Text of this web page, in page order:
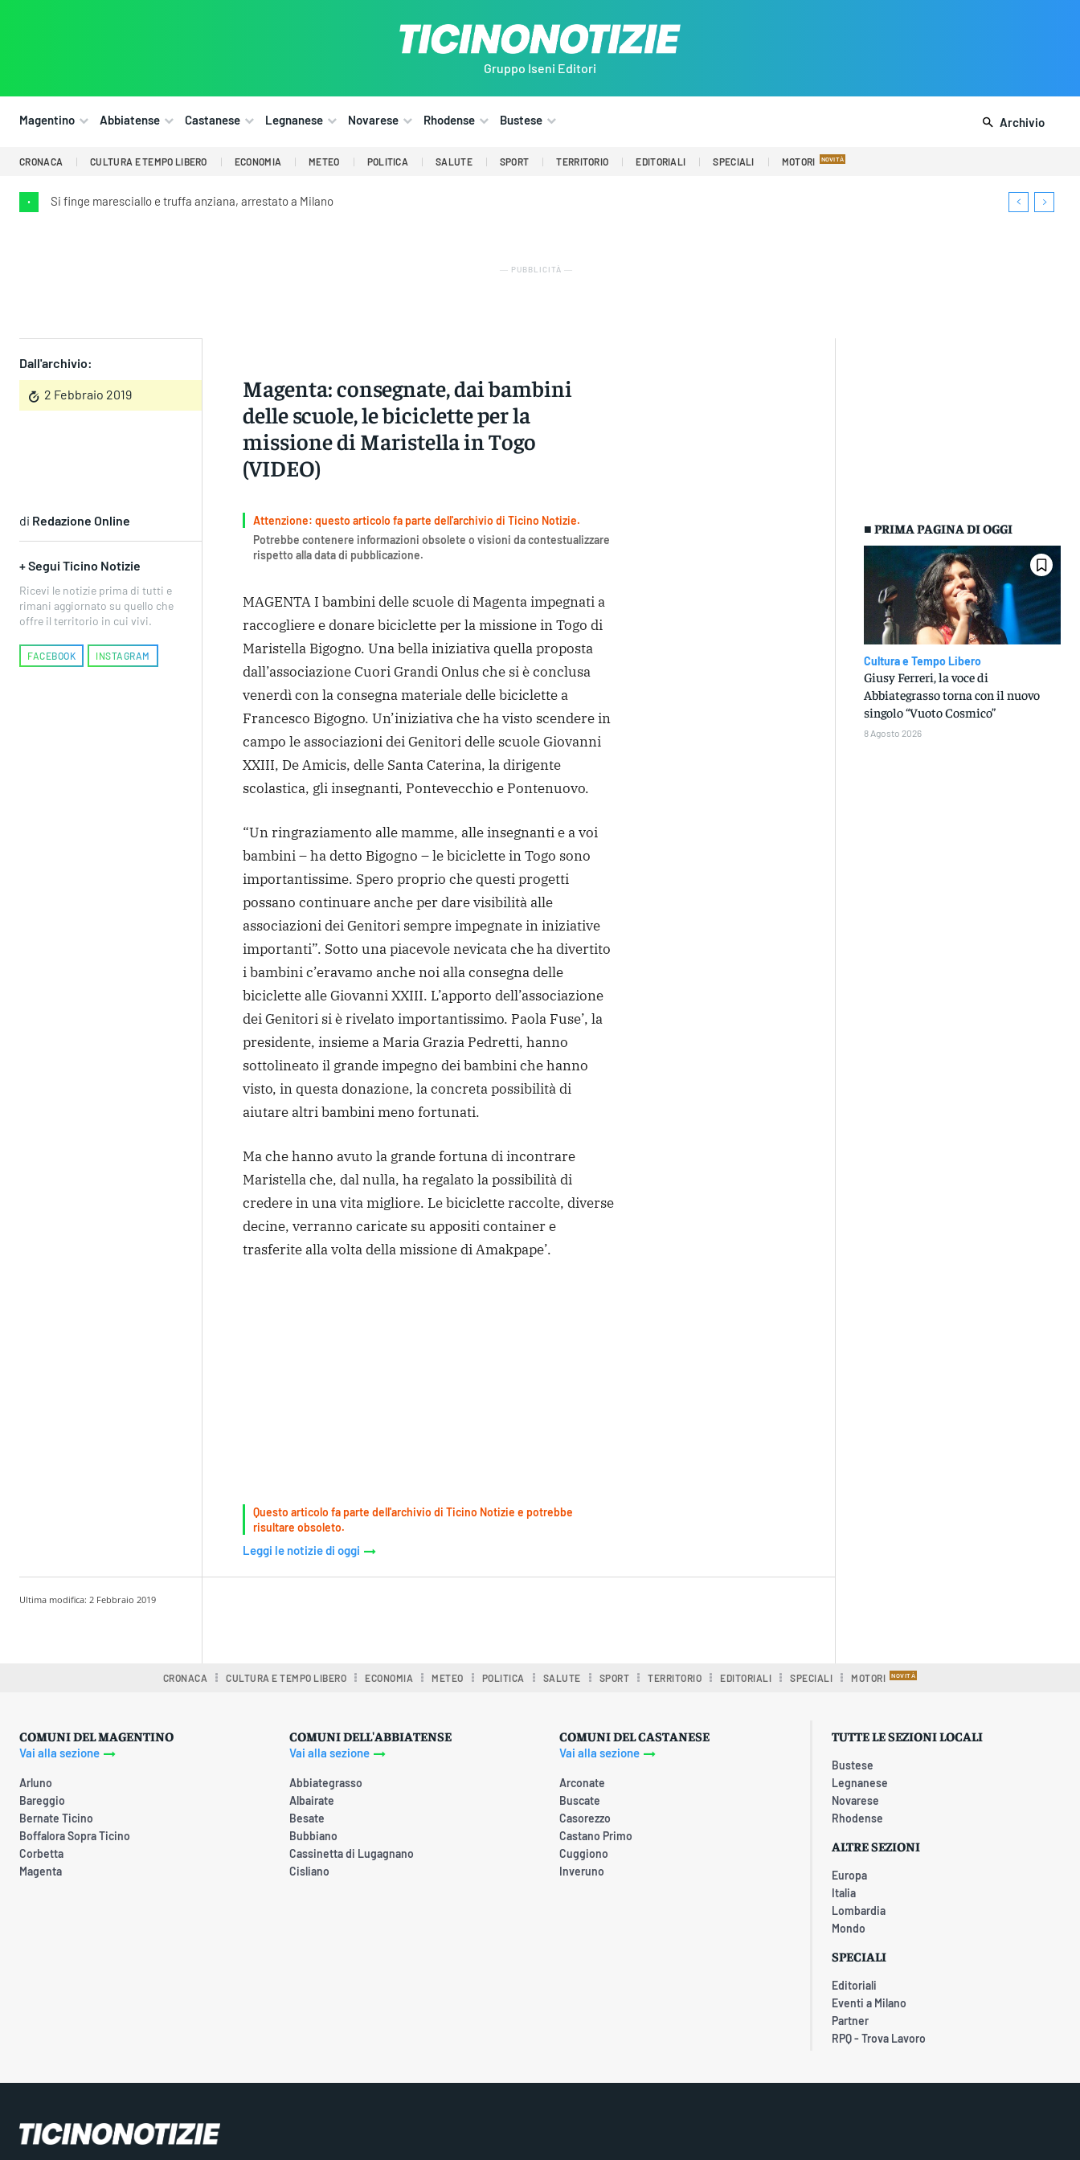
Gruppo Iseni Editori
Magentino Abbiatense Castanese Legnanese Novarese Rhodense Bustese Archivio
CRONACA CULTURA E TEMPO LIBERO ECONOMIA METEO POLITICA SALUTE SPORT TERRITORIO EDITORIALI SPECIALI MOTORI
• Si finge maresciallo e truffa anziana, arrestato a Milano
― PUBBLICITÀ ―
Dall'archivio:
2 Febbraio 2019
Magenta: consegnate, dai bambini
delle scuole, le biciclette per la
missione di Maristella in Togo
(VIDEO)
di Redazione Online
+ Segui Ticino Notizie
Ricevi le notizie prima di tutti e
rimani aggiornato su quello che
offre il territorio in cui vivi.
FACEBOOK INSTAGRAM
Attenzione: questo articolo fa parte dell'archivio di Ticino Notizie.
Potrebbe contenere informazioni obsolete o visioni da contestualizzare
rispetto alla data di pubblicazione.
MAGENTA I bambini delle scuole di Magenta impegnati a
raccogliere e donare biciclette per la missione in Togo di
Maristella Bigogno. Una bella iniziativa quella proposta
dall’associazione Cuori Grandi Onlus che si è conclusa
venerdì con la consegna materiale delle biciclette a
Francesco Bigogno. Un’iniziativa che ha visto scendere in
campo le associazioni dei Genitori delle scuole Giovanni
XXIII, De Amicis, delle Santa Caterina, la dirigente
scolastica, gli insegnanti, Pontevecchio e Pontenuovo.
“Un ringraziamento alle mamme, alle insegnanti e a voi
bambini – ha detto Bigogno – le biciclette in Togo sono
importantissime. Spero proprio che questi progetti
possano continuare anche per dare visibilità alle
associazioni dei Genitori sempre impegnate in iniziative
importanti”. Sotto una piacevole nevicata che ha divertito
i bambini c’eravamo anche noi alla consegna delle
biciclette alle Giovanni XXIII. L’apporto dell’associazione
dei Genitori si è rivelato importantissimo. Paola Fuse’, la
presidente, insieme a Maria Grazia Pedretti, hanno
sottolineato il grande impegno dei bambini che hanno
visto, in questa donazione, la concreta possibilità di
aiutare altri bambini meno fortunati.
Ma che hanno avuto la grande fortuna di incontrare
Maristella che, dal nulla, ha regalato la possibilità di
credere in una vita migliore. Le biciclette raccolte, diverse
decine, verranno caricate su appositi container e
trasferite alla volta della missione di Amakpape’.
Questo articolo fa parte dell'archivio di Ticino Notizie e potrebbe
risultare obsoleto.
Leggi le notizie di oggi
■ PRIMA PAGINA DI OGGI
Cultura e Tempo Libero
Giusy Ferreri, la voce di
Abbiategrasso torna con il nuovo
singolo “Vuoto Cosmico”
8 Agosto 2026
Ultima modifica: 2 Febbraio 2019
CRONACA CULTURA E TEMPO LIBERO ECONOMIA METEO POLITICA SALUTE SPORT TERRITORIO EDITORIALI SPECIALI MOTORI
COMUNI DEL MAGENTINO
Vai alla sezione
Arluno
Bareggio
Bernate Ticino
Boffalora Sopra Ticino
Corbetta
Magenta
COMUNI DELL'ABBIATENSE
Vai alla sezione
Abbiategrasso
Albairate
Besate
Bubbiano
Cassinetta di Lugagnano
Cisliano
COMUNI DEL CASTANESE
Vai alla sezione
Arconate
Buscate
Casorezzo
Castano Primo
Cuggiono
Inveruno
TUTTE LE SEZIONI LOCALI
Bustese
Legnanese
Novarese
Rhodense
ALTRE SEZIONI
Europa
Italia
Lombardia
Mondo
SPECIALI
Editoriali
Eventi a Milano
Partner
RPQ - Trova Lavoro